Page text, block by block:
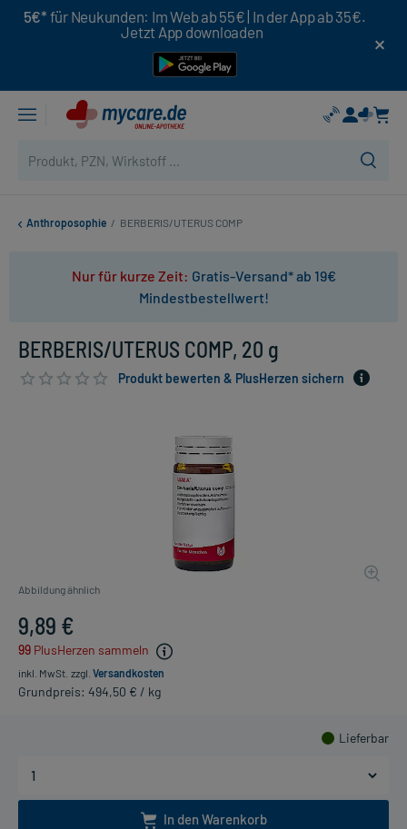
5€* für Neukunden: Im Web ab 55€ | In der App ab 35€.
Jetzt App downloaden
Anthroposophie / BERBERIS/UTERUS COMP
Nur für kurze Zeit: Gratis-Versand* ab 19€
Mindestbestellwert!
BERBERIS/UTERUS COMP, 20 g
Produkt bewerten & PlusHerzen sichern
Abbildung ähnlich
9,89 €
99 PlusHerzen sammeln
inkl. MwSt. zzgl. Versandkosten
Grundpreis: 494,50 € / kg
Lieferbar
In den Warenkorb